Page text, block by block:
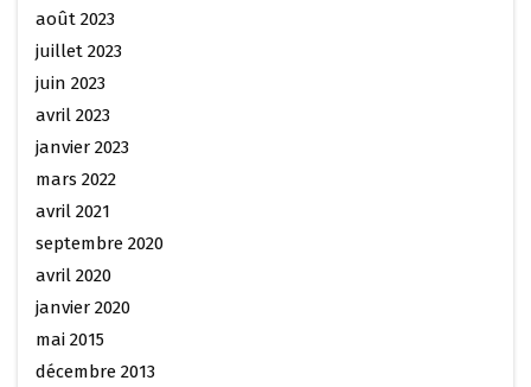
août 2023
juillet 2023
juin 2023
avril 2023
janvier 2023
mars 2022
avril 2021
septembre 2020
avril 2020
janvier 2020
mai 2015
décembre 2013